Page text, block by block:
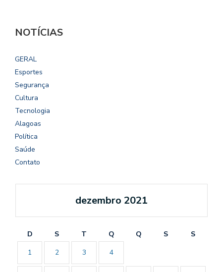
NOTÍCIAS
GERAL
Esportes
Segurança
Cultura
Tecnologia
Alagoas
Política
Saúde
Contato
dezembro 2021
D S T Q Q S
S
1
2 3 4